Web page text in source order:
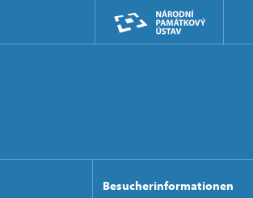
Besucherinformationen